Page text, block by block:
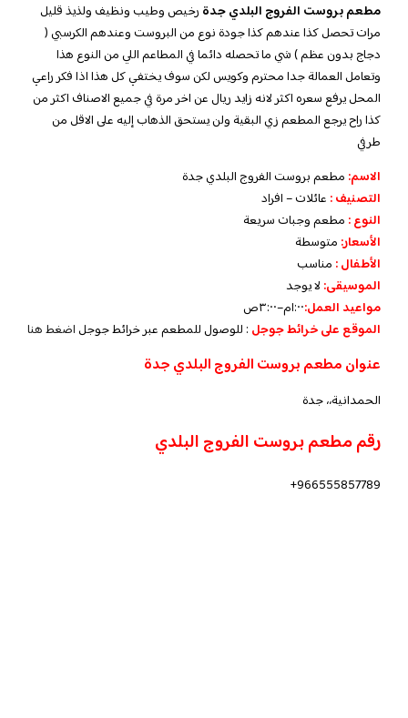
مطعم بروست الفروج البلدي جدة رخيص وطيب ونظيف ولذيذ قليل
مرات تحصل كذا عندهم كذا جودة نوع من البروست وعندهم الكرسبي (
دجاج بدون عظم ) شي ما تحصله دائما في المطاعم اللي من النوع هذا
وتعامل العمالة جدا محترم وكويس لكن سوف يختفي كل هذا اذا فكر راعي
المحل يرفع سعره اكثر لانه زايد ريال عن اخر مرة في جميع الاصناف اكثر من
كذا راح يرجع المطعم زي البقية ولن يستحق الذهاب إليه على الاقل من
طرفي
الاسم: مطعم بروست الفروج البلدي جدة
التصنيف: عائلات – افراد
النوع : مطعم وجبات سريعة
الأسعار: متوسطة
الأطفال: مناسب
الموسيقى: لا يوجد
مواعيد العمل:١:٠٠م–٣:٠٠ص
الموقع على خرائط جوجل : للوصول للمطعم عبر خرائط جوجل اضغط هنا
عنوان مطعم بروست الفروج البلدي جدة
الحمدانية،، جدة
رقم مطعم بروست الفروج البلدي
966555857789+